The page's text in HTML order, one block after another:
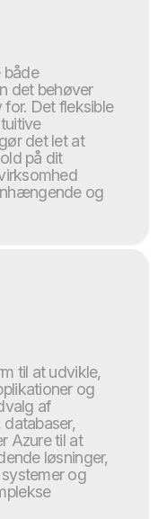
det behøver
Det fleksible
det let at
på dit
og
til at udvikle,
og
af
Azure til at
løsninger,
og